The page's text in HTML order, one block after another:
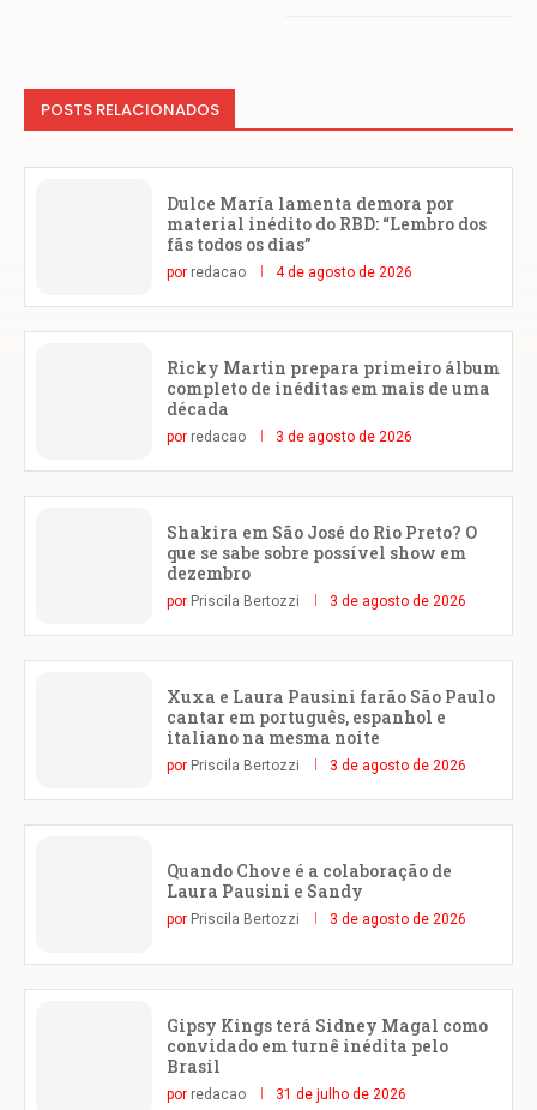
POSTS RELACIONADOS
Dulce María lamenta demora por
material inédito do RBD: “Lembro dos
fãs todos os dias”
por redacao 4 de agosto de 2026
Ricky Martin prepara primeiro álbum
completo de inéditas em mais de uma
década
por redacao 3 de agosto de 2026
Shakira em São José do Rio Preto? O
que se sabe sobre possível show em
dezembro
por Priscila Bertozzi 3 de agosto de 2026
Xuxa e Laura Pausini farão São Paulo
cantar em português, espanhol e
italiano na mesma noite
por Priscila Bertozzi 3 de agosto de 2026
Quando Chove é a colaboração de
Laura Pausini e Sandy
por Priscila Bertozzi 3 de agosto de 2026
Gipsy Kings terá Sidney Magal como
convidado em turnê inédita pelo
Brasil
por redacao 31 de julho de 2026